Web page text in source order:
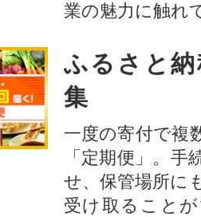
業の魅力に触れ
ふるさと
集
一度の寄付で複
「定期便」。
せ、保管場所に
受け取ること